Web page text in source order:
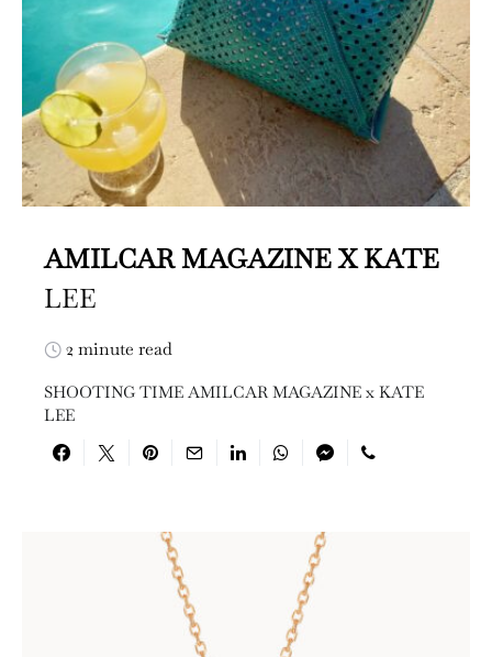
AMILCAR MAGAZINE X KATE
LEE
2 minute read
SHOOTING TIME AMILCAR MAGAZINE x KATE
LEE